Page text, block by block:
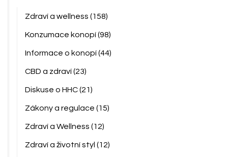
Zdraví a wellness (158)
Konzumace konopí(98)
Informace o konopí(44)
CBD a zdraví(23)
Diskuse o HHC(21)
Zákony a regulace (15)
Zdraví a Wellness (12)
Zdraví a životní styl (12)